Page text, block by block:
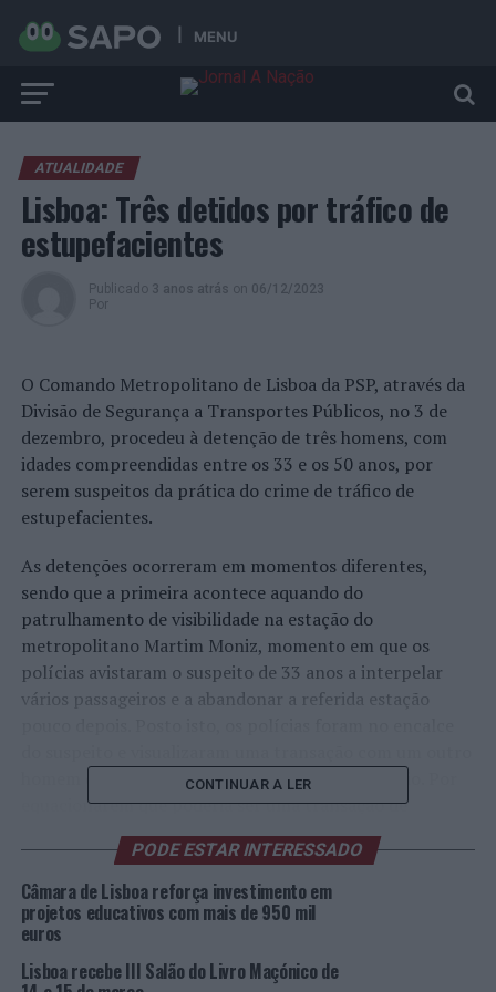
MENU
ATUALIDADE
Lisboa: Três detidos por tráfico de
estupefacientes
Publicado 3 anos atrás on 06/12/2023
Por
O Comando Metropolitano de Lisboa da PSP, através da
Divisão de Segurança a Transportes Públicos, no 3 de
dezembro, procedeu à detenção de três homens, com
idades compreendidas entre os 33 e os 50 anos, por
serem suspeitos da prática do crime de tráfico de
estupefacientes.
As detenções ocorreram em momentos diferentes,
sendo que a primeira acontece aquando do
patrulhamento de visibilidade na estação do
metropolitano Martim Moniz, momento em que os
polícias avistaram o suspeito de 33 anos a interpelar
vários passageiros e a abandonar a referida estação
homem que aceitou um pagamento em numerário. Por
equacionarem que poderia ser uma transação de
produto estupefaciente, de imediato efetuaram uma
abordagem proactiva verificando que o suspeito estaria
na posse de 5,44 doses individuais de haxixe, motivo pelo
qual foi detido. Por afirmar que não compareceria no
Tribunal Judicial competente, o detido foi conduzido às
salas de detenção para assegurar a sua presença, na
CONTINUAR A LER
PODE ESTAR INTERESSADO
Câmara de Lisboa reforça investimento em
projetos educativos com mais de 950 mil
euros
Lisboa recebe III Salão do Livro Maçónico de